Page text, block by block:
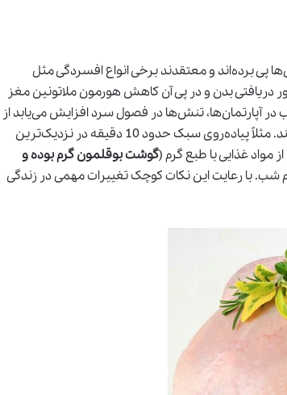
پی برده‌اند و معتقدند برخی انواع افسردگی مثل
بدن و در پی آن کاهش هورمون ملاتونین مغز
آپارتمان‌ها، تنش‌ها در فصول سرد افزایش می‌یابد از
این‌رو رعایت یکسری نکات به بهبود این وضعیت کمک می‌کند. مثلاً پیاده‌روی سبک حدود 10 دقیقه در نزدیک‌ترین
مواد غذایی با طبع گرم (گوشت بوقلمون گرم بوده و
شب. با رعایت این نکات کوچک تغییرات مهمی در زندگی